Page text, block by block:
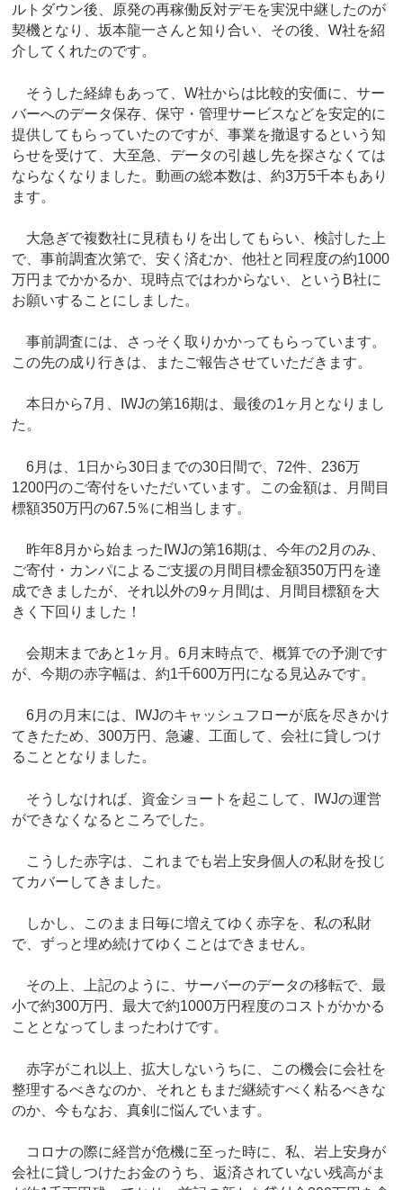
ルトダウン後、原発の再稼働反対デモを実況中継したのが
契機となり、坂本龍一さんと知り合い、その後、W社を紹
介してくれたのです。
そうした経緯もあって、W社からは比較的安価に、サー
バーへのデータ保存、保守・管理サービスなどを安定的に
提供してもらっていたのですが、事業を撤退するという知
らせを受けて、大至急、データの引越し先を探さなくては
ならなくなりました。動画の総本数は、約3万5千本もあり
ます。
大急ぎで複数社に見積もりを出してもらい、検討した上
で、事前調査次第で、安く済むか、他社と同程度の約1000
万円までかかるか、現時点ではわからない、というB社に
お願いすることにしました。
事前調査には、さっそく取りかかってもらっています。
この先の成り行きは、またご報告させていただきます。
本日から7月、IWJの第16期は、最後の1ヶ月となりまし
た。
6月は、1日から30日までの30日間で、72件、236万
1200円のご寄付をいただいています。この金額は、月間目
標額350万円の67.5％に相当します。
昨年8月から始まったIWJの第16期は、今年の2月のみ、
ご寄付・カンパによるご支援の月間目標金額350万円を達
成できましたが、それ以外の9ヶ月間は、月間目標額を大
きく下回りました！
会期末まであと1ヶ月。6月末時点で、概算での予測です
が、今期の赤字幅は、約1千600万円になる見込みです。
6月の月末には、IWJのキャッシュフローが底を尽きかけ
てきたため、300万円、急遽、工面して、会社に貸しつけ
ることとなりました。
そうしなければ、資金ショートを起こして、IWJの運営
ができなくなるところでした。
こうした赤字は、これまでも岩上安身個人の私財を投じ
てカバーしてきました。
しかし、このまま日毎に増えてゆく赤字を、私の私財
で、ずっと埋め続けてゆくことはできません。
その上、上記のように、サーバーのデータの移転で、最
小で約300万円、最大で約1000万円程度のコストがかかる
こととなってしまったわけです。
赤字がこれ以上、拡大しないうちに、この機会に会社を
整理するべきなのか、それともまだ継続すべく粘るべきな
のか、今もなお、真剣に悩んでいます。
コロナの際に経営が危機に至った時に、私、岩上安身が
会社に貸しつけたお金のうち、返済されていない残高がま